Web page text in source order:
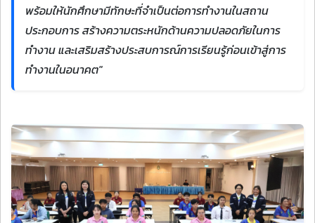
พร้อมให้นักศึกษามีทักษะที่จำเป็นต่อการทำงานในสถาน
ประกอบการ สร้างความตระหนักด้านความปลอดภัยในการ
ทำงาน และเสริมสร้างประสบการณ์การเรียนรู้ก่อนเข้าสู่การ
ทำงานในอนาคต"